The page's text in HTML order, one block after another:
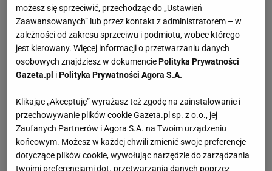
możesz się sprzeciwić, przechodząc do „Ustawień
Zaawansowanych” lub przez kontakt z administratorem – w
zależności od zakresu sprzeciwu i podmiotu, wobec którego
jest kierowany. Więcej informacji o przetwarzaniu danych
osobowych znajdziesz w dokumenciePolityka Prywatności
Gazeta.pl iPolityka Prywatności Agora S.A.
Klikając „Akceptuję” wyrażasz też zgodę na zainstalowanie i
przechowywanie plików cookie Gazeta.pl sp. z o.o., jej
Zaufanych Partnerów i Agora S.A. na Twoim urządzeniu
końcowym. Możesz w każdej chwili zmienić swoje preferencje
dotyczące plików cookie, wywołując narzędzie do zarządzania
twoimi preferencjami dot. przetwarzania danych poprzez